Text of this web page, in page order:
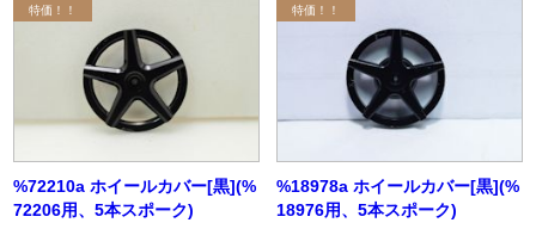
%72210a ホイールカバー[黒](%
72206用、5本スポーク)
%18978a ホイールカバー[黒](%
18976用、5本スポーク)